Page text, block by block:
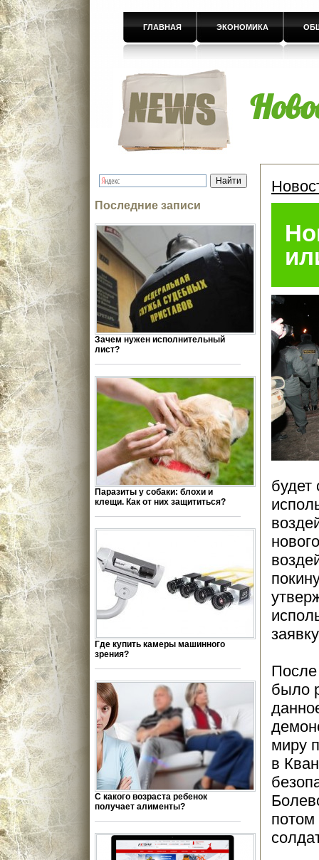
ГЛАВНАЯ ЭКОНОМИКА
Последние записи
Зачем нужен исполнительный
лист?
Паразиты у собаки: блохи и
клещи. Как от них защититься?
Где купить камеры машинного
зрения?
С какого возраста ребенок
получает алименты?
будет
После
было
миру
в
потом